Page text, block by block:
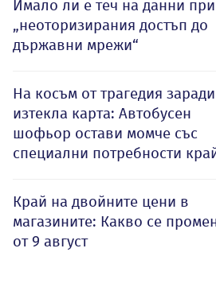
Имало ли е теч на данни при
„неоторизирания достъп до
държавни мрежи“
На косъм от трагедия заради
изтекла карта: Автобусен
шофьор остави момче със
специални потребности
Край на двойните цени в
магазините: Какво се
от 9 август